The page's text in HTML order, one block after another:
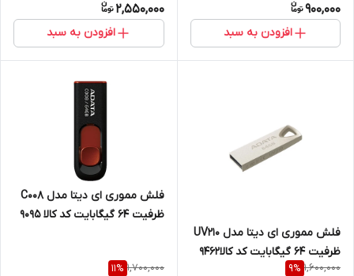
900,000
افزودن به سبد
2,550,000
افزودن به سبد
فلش مموری ای دیتا مدل UV210
ظرفیت 64 گیگابایت کد کالا9462
1,600,000
9%
فلش مموری ای دیتا مدل C008
ظرفیت 64 گیگابایت کد کالا 9095
1,700,000
11%